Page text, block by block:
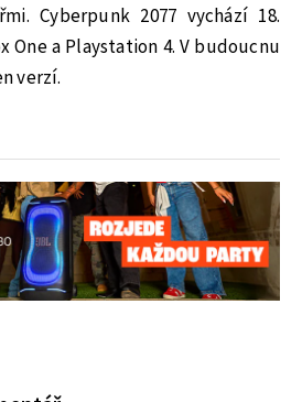
Cyberpunk 2077 vychází 18.
One a Playstation 4. V budoucnu
verzí.